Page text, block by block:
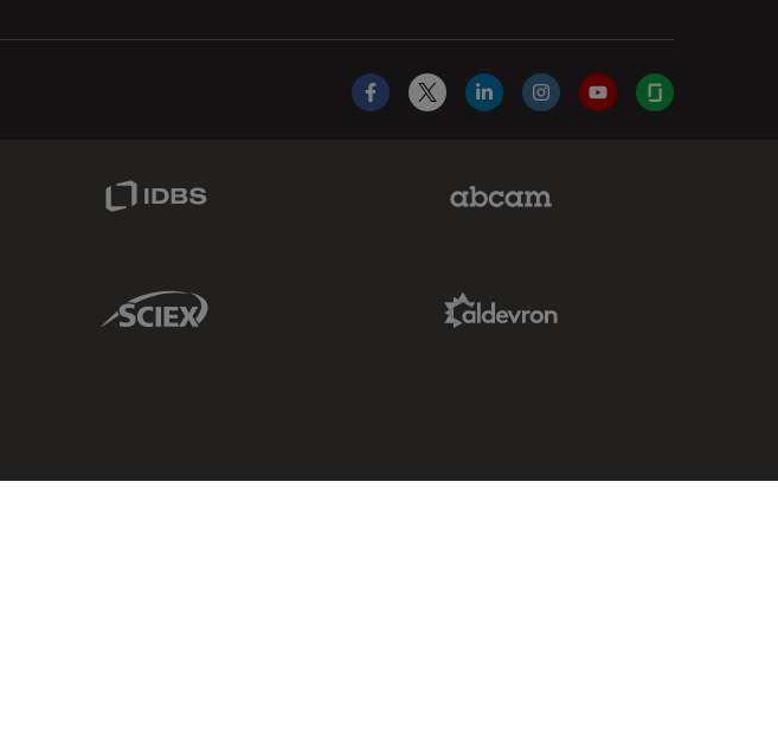
Facebook
X LinkedInInstagramYouTubeGlassdoor
Sciex Link